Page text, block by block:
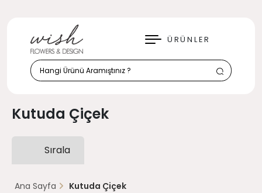
ÜRÜNLER
KAPAT
Kutuda Çiçek
Sırala
Ana Sayfa Kutuda Çiçek